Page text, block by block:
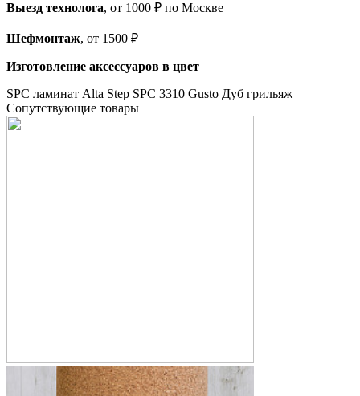
Выезд технолога, от 1000 ₽ по Москве
Шефмонтаж, от 1500 ₽
Изготовление аксессуаров в цвет
SPC ламинат Alta Step SPC 3310 Gusto Дуб грильяж
Cопутствующие товары